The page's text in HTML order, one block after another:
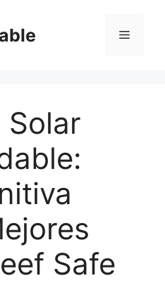
Menú
Safe